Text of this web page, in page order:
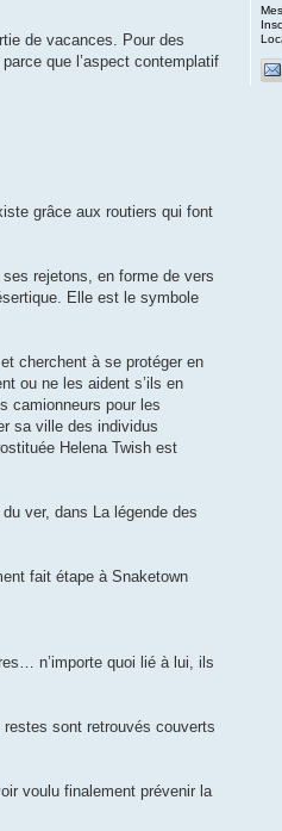
de vacances. Pour des
que l’aspect contemplatif
grâce aux routiers qui font
rejetons, en forme de vers
Elle est le symbole
cherchent à se protéger en
ou ne les aident s’ils en
camionneurs pour les
sa ville des individus
Helena Twish est
ver, dans La légende des
fait étape à Snaketown
n’importe quoi lié à lui, ils
sont retrouvés couverts
voulu finalement prévenir la